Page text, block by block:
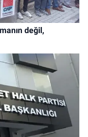
değil,